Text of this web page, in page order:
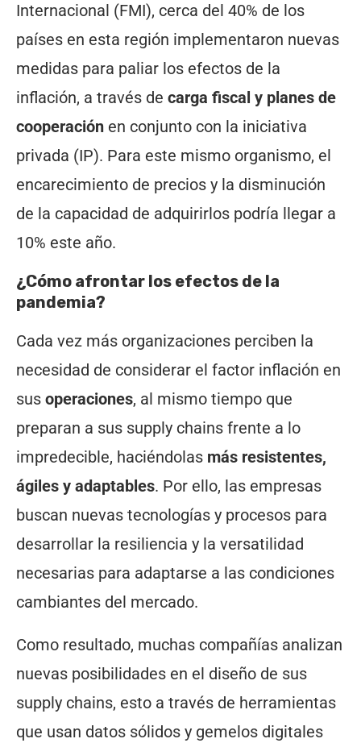
Internacional (FMI), cerca del 40% de los
países en esta región implementaron nuevas
medidas para paliar los efectos de la
inflación, a través de carga fiscal y planes de
cooperación en conjunto con la iniciativa
privada (IP). Para este mismo organismo, el
encarecimiento de precios y la disminución
de la capacidad de adquirirlos podría llegar a
10% este año.
¿Cómo afrontar los efectos de la
pandemia?
Cada vez más organizaciones perciben la
necesidad de considerar el factor inflación en
sus operaciones, al mismo tiempo que
preparan a sus supply chains frente a lo
impredecible, haciéndolas más resistentes,
ágiles y adaptables. Por ello, las empresas
buscan nuevas tecnologías y procesos para
desarrollar la resiliencia y la versatilidad
necesarias para adaptarse a las condiciones
cambiantes del mercado.
Como resultado, muchas compañías analizan
nuevas posibilidades en el diseño de sus
supply chains, esto a través de herramientas
que usan datos sólidos y gemelos digitales